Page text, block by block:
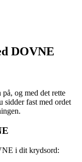
DOVNE
og med det rette
fast med ordet
i dit krydsord: